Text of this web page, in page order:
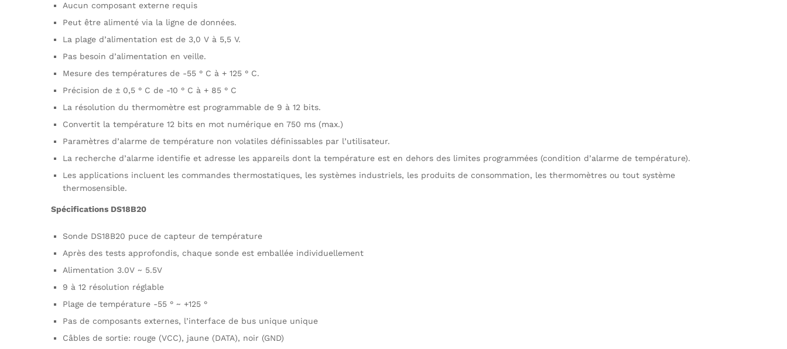
Aucun composant externe requis
Peut être alimenté via la ligne de données.
La plage d’alimentation est de 3,0 V à 5,5 V.
Pas besoin d’alimentation en veille.
Mesure des températures de -55 ° C à + 125 ° C.
Précision de ± 0,5 ° C de -10 ° C à + 85 ° C
La résolution du thermomètre est programmable de 9 à 12 bits.
Convertit la température 12 bits en mot numérique en 750 ms (max.)
Paramètres d’alarme de température non volatiles définissables par l’utilisateur.
La recherche d’alarme identifie et adresse les appareils dont la température est en dehors des limites programmées (condition d’alarme de température).
Les applications incluent les commandes thermostatiques, les systèmes industriels, les produits de consommation, les thermomètres ou tout système
thermosensible.
Spécifications DS18B20
Sonde DS18B20 puce de capteur de température
Après des tests approfondis, chaque sonde est emballée individuellement
Alimentation 3.0V ~ 5.5V
9 à 12 résolution réglable
Plage de température -55 ° ~ +125 °
Pas de composants externes, l’interface de bus unique unique
Câbles de sortie: rouge (VCC), jaune (DATA), noir (GND)